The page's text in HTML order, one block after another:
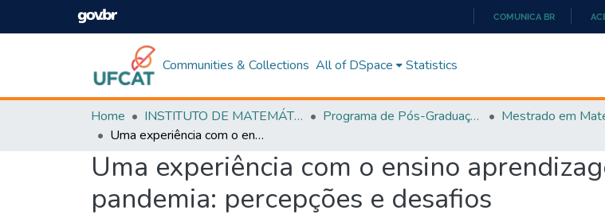
CONTEÚDO
COMUNICA BR
Communities & Collections All of DSpace Statistics
Home INSTITUTO DE MATEMÁTICA E TECNOLOGIA Programa de Pós-Graduação em Matemática (PROFMAT)
Uma experiência com o ensino aprendizagem de estatística durante a pandemia: percepções e desafios
Uma experiência com o ensino
pandemia: percepções e desafios